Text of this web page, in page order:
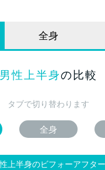
全身
男性上半身の比較
タブで切り替わります
全身
上半身のビフォーアフター